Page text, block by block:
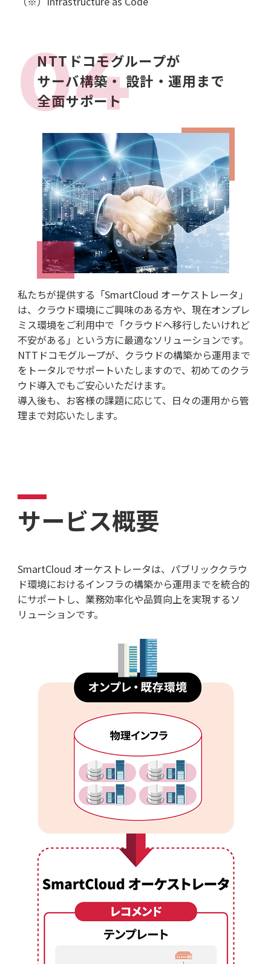
NTTドコモグループが
サーバ構築・ 設計・運用まで
全面サポート
私たちが提供する「SmartCloud オーケストレータ」
は、クラウド環境にご興味のある方や、現在オンプレ
ミス環境をご利用中で「クラウドへ移行したいけれど
不安がある」という方に最適なソリューションです。
NTTドコモグループが、クラウドの構築から運用まで
をトータルでサポートいたしますので、初めてのクラ
ウド導入でもご安心いただけます。
導入後も、お客様の課題に応じて、日々の運用から管
理まで対応いたします。
サービス概要
SmartCloud オーケストレータは、パブリッククラウ
ド環境におけるインフラの構築から運用までを統合的
にサポートし、業務効率化や品質向上を実現するソ
リューションです。